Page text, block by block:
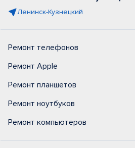
Ленинск-Кузнецкий
Ремонт телефонов
Ремонт Apple
Ремонт планшетов
Ремонт ноутбуков
Ремонт компьютеров